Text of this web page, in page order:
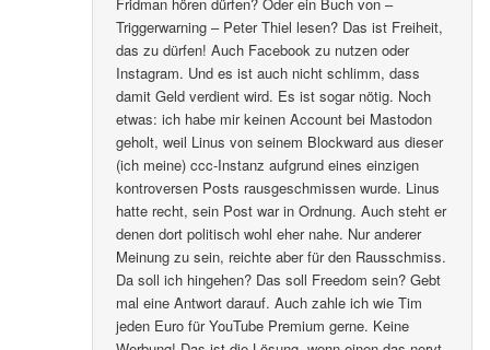
Triggerwarning – Peter Thiel lesen? Das ist Freiheit,
das zu dürfen! Auch Facebook zu nutzen oder
Instagram. Und es ist auch nicht schlimm, dass
damit Geld verdient wird. Es ist sogar nötig. Noch
etwas: ich habe mir keinen Account bei Mastodon
geholt, weil Linus von seinem Blockward aus dieser
(ich meine) ccc-Instanz aufgrund eines einzigen
kontroversen Posts rausgeschmissen wurde. Linus
hatte recht, sein Post war in Ordnung. Auch steht er
denen dort politisch wohl eher nahe. Nur anderer
Meinung zu sein, reichte aber für den Rausschmiss.
Da soll ich hingehen? Das soll Freedom sein? Gebt
mal eine Antwort darauf. Auch zahle ich wie Tim
jeden Euro für YouTube Premium gerne. Keine